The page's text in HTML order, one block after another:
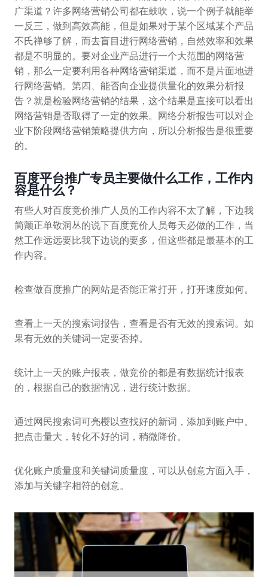
广渠道？许多网络营销公司都在鼓吹，说一个例子就能举
一反三，做到高效高能，但是如果对于某个区域某个产品
不氏禅够了解，而去盲目进行网络营销，自然效率和效果
都是不明显的。要对企业产品进行一个大范围的网络营
销，那么一定要利用各种网络营销渠道，而不是片面地进
行网络营销。第四、能否向企业提供量化的效果分析报
告？就是检验网络营销的结果，这个结果是直接可以看出
网络营销是否取得了一定的效果。网络分析报告可以对企
业下阶段网络营销策略提供方向，所以分析报告是很重要
的。
百度平台推广专员主要做什么工作，工作内
容是什么？
有些人对百度竞价推广人员的工作内容不太了解，下边我
简颤正单敬洞丛的说下百度竞价人员每天必做的工作，当
然工作远远要比我下边说的要多，但这些都是最基本的工
作内容。
检查做百度推广的网站是否能正常打开，打开速度如何。
查看上一天的搜索词报告，查看是否有无效的搜索词。如
果有无效的关键词一定要否掉。
统计上一天的账户报表，做竞价的都是有数据统计报表
的，根据自己的数据情况，进行统计数据。
通过网民搜索词可亮樱以查找好的新词，添加到账户中。
把点击量大，转化不好的词，稍微降价。
优化账户质量度和关键词质量度，可以从创意方面入手，
添加与关键字相符的创意。